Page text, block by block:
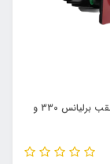
سنسور دنده عقب برلیانس 330 و